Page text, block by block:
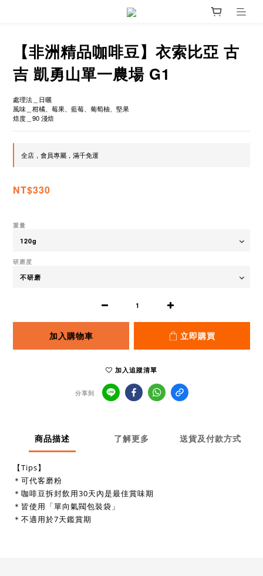
【非洲精品咖啡豆】衣索比亞 古
吉 凱勇山單一農場 G1
處理法＿日曬
風味＿柑橘、莓果、藍莓、葡萄柚、堅果
焙度＿90 淺焙
全店，會員專屬，滿千免運
NT$330
重量
研磨度
加入購物車 立即購買
加入追蹤清單
分享到
商品描述 了解更多 送貨及付款方式
【Tips】
＊可代客磨粉
＊咖啡豆拆封飲用30天內是最佳賞味期
＊皆使用「單向氣閥包裝袋」
＊不適用於7天鑑賞期